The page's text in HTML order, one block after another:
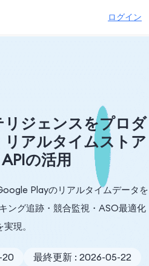
ログイン
ジェンスをプロダ
アルタイムストア
の活用
Playのリアルタイムデータを
ング追跡・競合監視・ASO最適化
実現。
20 最終更新 : 2026-05-22